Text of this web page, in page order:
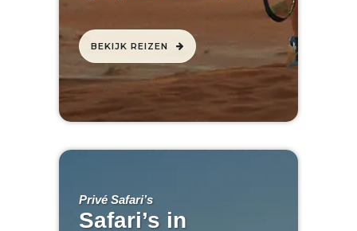
BEKIJK REIZEN
Privé Safari’s
Safari’s in